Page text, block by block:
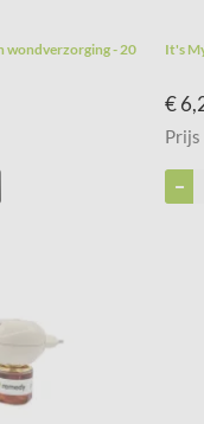
wondverzorging - 20
It's
€
Prijs